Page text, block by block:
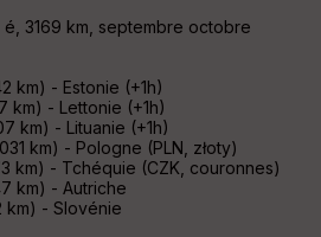
3169 km, septembre octobre
km) - Estonie (+1h)
- Lettonie (+1h)
km) - Lituanie (+1h)
km) - Pologne (PLN, złoty)
km) - Tchéquie (CZK, couronnes)
km) - Autriche
- Slovénie